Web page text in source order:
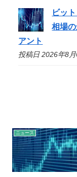
ビッ
相場
アント
投稿日 2026年8
ニュース